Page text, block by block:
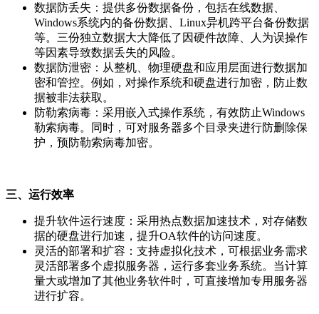
数据防丢失：提供多份数据备份，包括在线数据、
Windows系统内的备份数据、Linux异机跨平台备份数据
等。三份独立数据大大降低了因硬件故障、人为误操作
等因素导致数据丢失的风险。
数据防泄密：从整机、物理硬盘和应用层面进行数据加
密和管控。例如，对操作系统和硬盘进行加密，防止数
据被非法获取。
防勒索病毒：采用嵌入式操作系统，有效防止Windows
勒索病毒。同时，可对服务器多个目录夹进行防删除保
护，预防勒索病毒加密。
三、运行效率
提升软件运行速度：采用热点数据加速技术，对存储数
据的硬盘进行加速，提升OA软件的访问速度。
灵活的部署和扩容：支持虚拟化技术，可根据业务需求
灵活部署多个虚拟服务器，运行多套业务系统。当计算
量大或增加了其他业务软件时，可直接增加专用服务器
进行扩容。